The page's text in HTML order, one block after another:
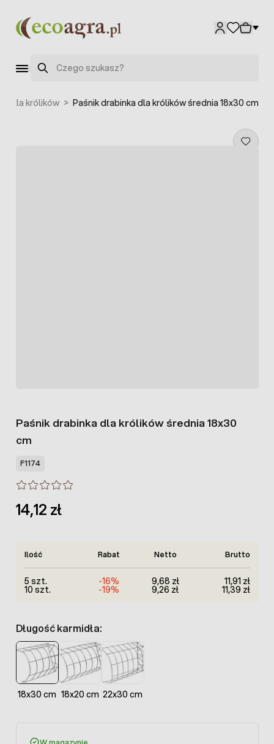
Szukaj
dla królików > Paśnik drabinka dla królików średnia 18x30 cm
Paśnik drabinka dla królików średnia 18x30
cm
F1174
14,12 zł
Długość karmidła:
18x30 cm 18x20 cm 22x30 cm
Ilość Rabat Netto Brutto
5 szt. -16% 9,68 zł 11,91 zł
10 szt. -19% 9,26 zł 11,39 zł